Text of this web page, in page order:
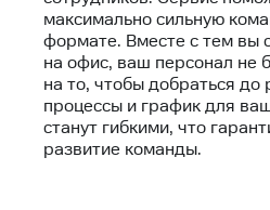
максимально сильную
формате. Вместе с тем вы
на офис, ваш персонал не
на то, чтобы добраться до
процессы и график для
станут гибкими, что
развитие команды.